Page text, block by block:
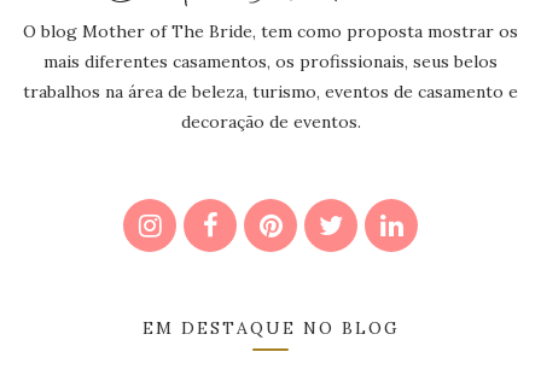
O blog Mother of The Bride, tem como proposta mostrar os
mais diferentes casamentos, os profissionais, seus belos
trabalhos na área de beleza, turismo, eventos de casamento e
decoração de eventos.
EM DESTAQUE NO BLOG